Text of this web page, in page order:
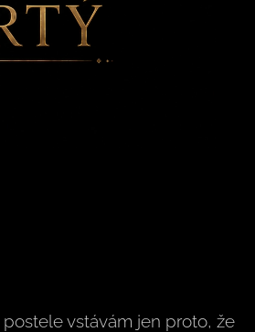
vstávám jen proto, že